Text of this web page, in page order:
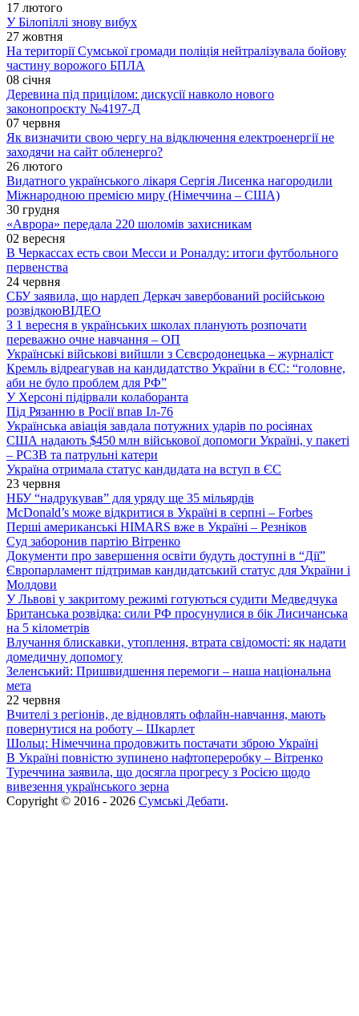
17 лютого
У Білопіллі знову вибух
27 жовтня
На території Сумської громади поліція нейтралізувала бойову
частину ворожого БПЛА
08 січня
Деревина під прицілом: дискусії навколо нового
законопроєкту №4197-Д
07 червня
Як визначити свою чергу на відключення електроенергії не
заходячи на сайт обленерго?
26 лютого
Видатного українського лікаря Сергія Лисенка нагородили
Міжнародною премією миру (Німеччина – США)
30 грудня
«Аврора» передала 220 шоломів захисникам
02 вересня
В Черкассах есть свои Месси и Роналду: итоги футбольного
первенства
24 червня
СБУ заявила, що нардеп Деркач завербований російською
розвідкоюВІДЕО
З 1 вересня в українських школах планують розпочати
переважно очне навчання – ОП
Українські військові вийшли з Сєвєродонецька – журналіст
Кремль відреагував на кандидатство України в ЄС: “головне,
аби не було проблем для РФ”
У Херсоні підірвали колаборанта
Під Рязанню в Росії впав Іл-76
Українська авіація завдала потужних ударів по росіянах
США надають $450 млн військової допомоги Україні, у пакеті
– РСЗВ та патрульні катери
Україна отримала статус кандидата на вступ в ЄС
23 червня
НБУ “надрукував” для уряду ще 35 мільярдів
McDonald’s може відкритися в Україні в серпні – Forbes
Перші американські HIMARS вже в Україні – Резніков
Суд заборонив партію Вітренко
Документи про завершення освіти будуть доступні в “Дії”
Європарламент підтримав кандидатський статус для України і
Молдови
У Львові у закритому режимі готуються судити Медведчука
Британська розвідка: сили РФ просунулися в бік Лисичанська
на 5 кілометрів
Влучання блискавки, утоплення, втрата свідомості: як надати
домедичну допомогу
Зеленський: Пришвидшення перемоги – наша національна
мета
22 червня
Вчителі з регіонів, де відновлять офлайн-навчання, мають
повернутися на роботу – Шкарлет
Шольц: Німеччина продовжить постачати зброю Україні
В Україні повністю зупинено нафтопереробку – Вітренко
Туреччина заявила, що досягла прогресу з Росією щодо
вивезення українського зерна
Copyright © 2016 - 2026 Сумські Дебати.